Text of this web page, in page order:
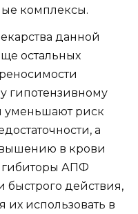
комплексы.
данной
остальных
гипотензивному
уменьшают риск
а
в крови
АПФ
быстрого действия,
их использовать в